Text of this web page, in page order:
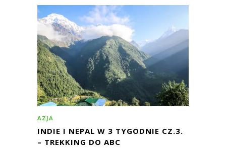
AZJA
INDIE I NEPAL W 3 TYGODNIE CZ.3.
– TREKKING DO ABC